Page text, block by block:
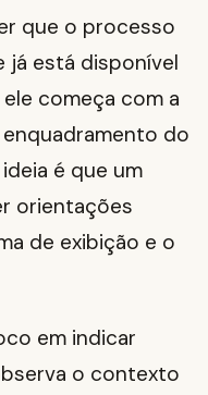
que o processo
já está disponível
começa com a
do
é que um
orientações
de exibição e o
em indicar
o contexto